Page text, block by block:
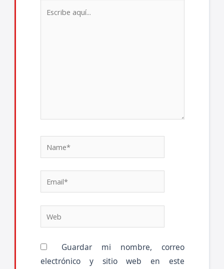
Name*
Email*
Web
Guardar mi nombre, correo
electrónico y sitio web en este